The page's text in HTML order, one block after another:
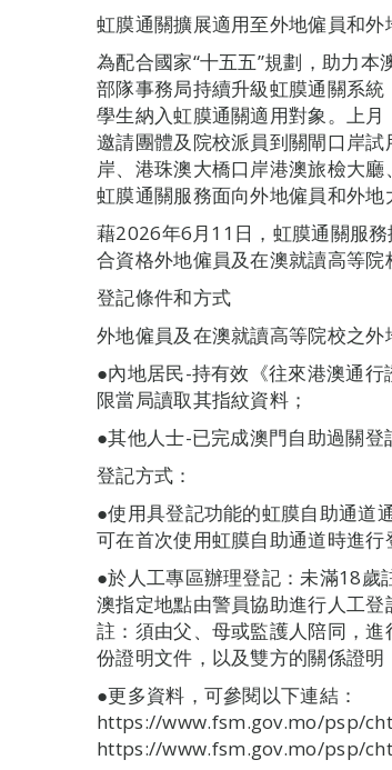
虹膜通關擴展適用至外地僱員和外
為配合國家“十五五”規劃，助力
部隊事務局持續升級虹膜通關系
學生納入虹膜通關適用對象。上
邀請團體及院校派員到關閘口岸
岸、港珠澳大橋口岸港澳旅檢大
虹膜通關服務面向外地僱員和外地
藉2026年6月11日，虹膜通關服
合資格外地僱員及在澳就讀高等院
登記條件和方式
外地僱員及在澳就讀高等院校之
●內地居民-持有效《往來港澳通
限當局讀取其指紋資料；
●其他人士-已完成澳門自助過關登
登記方式：
●使用具登記功能的虹膜自助通道
可在首次使用虹膜自助通道時進行
●於人工專區辦理登記：未滿18歲
澳指定地點由警員協助進行人工登
註：須由父、母或監護人陪同，
份證明文件，以及雙方的關係證明
●更多資料，可參閱以下連結：
https://www.fsm.gov.mo/psp/
https://www.fsm.gov.mo/psp/